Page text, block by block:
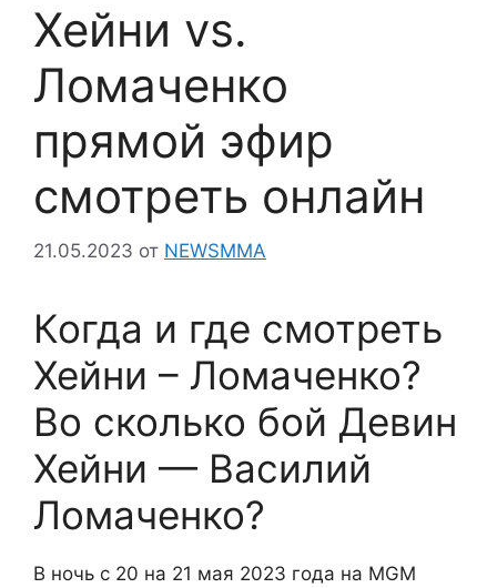
Хейни vs.
Ломаченко
прямой эфир
смотреть онлайн
21.05.2023 от NEWSMMA
Когда и где смотреть
Хейни – Ломаченко?
Во сколько бой Девин
Хейни — Василий
Ломаченко?
В ночь с 20 на 21 мая 2023 года на MGM